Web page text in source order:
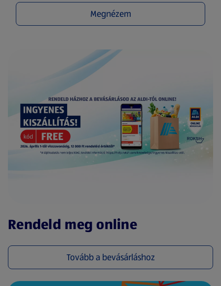
Megnézem
Rendeld meg online
Tovább a bevásárláshoz
(új oldalon nyílik meg)